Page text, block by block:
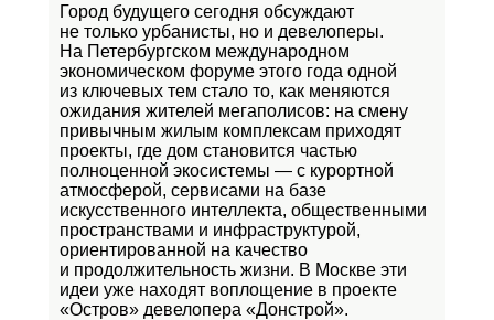
Город будущего сегодня обсуждают
не только урбанисты, но и девелоперы.
На Петербургском международном
экономическом форуме этого года одной
из ключевых тем стало то, как меняются
ожидания жителей мегаполисов: на смену
привычным жилым комплексам приходят
проекты, где дом становится частью
полноценной экосистемы — с курортной
атмосферой, сервисами на базе
искусственного интеллекта, общественными
пространствами и инфраструктурой,
ориентированной на качество
и продолжительность жизни. В Москве эти
идеи уже находят воплощение в проекте
«Остров» девелопера «Донстрой».